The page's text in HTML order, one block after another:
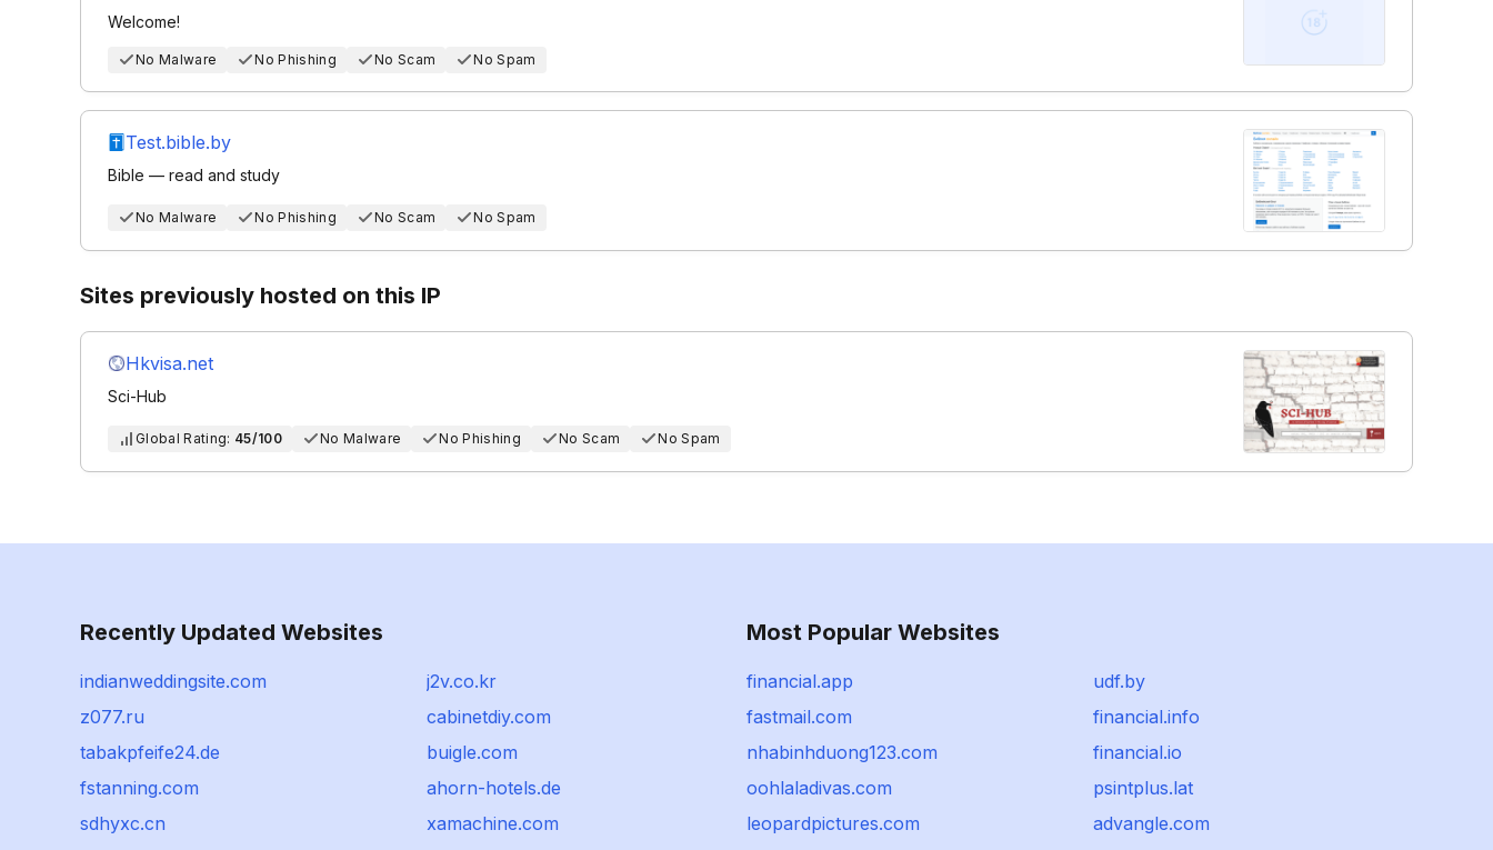
Welcome!
No Malware No Phishing No Scam No Spam
Test.bible.by
Bible — read and study
No Malware No Phishing No Scam No Spam
Sites previously hosted on this IP
Hkvisa.net
Sci-Hub
Global Rating: 45/100 No Malware No Phishing No Scam No Spam
Recently Updated Websites
indianweddingsite.com
j2v.co.kr
z077.ru
cabinetdiy.com
tabakpfeife24.de
buigle.com
fstanning.com
ahorn-hotels.de
sdhyxc.cn
xamachine.com
Most Popular Websites
financial.app
udf.by
fastmail.com
financial.info
nhabinhduong123.com
financial.io
oohlaladivas.com
psintplus.lat
leopardpictures.com
advangle.com